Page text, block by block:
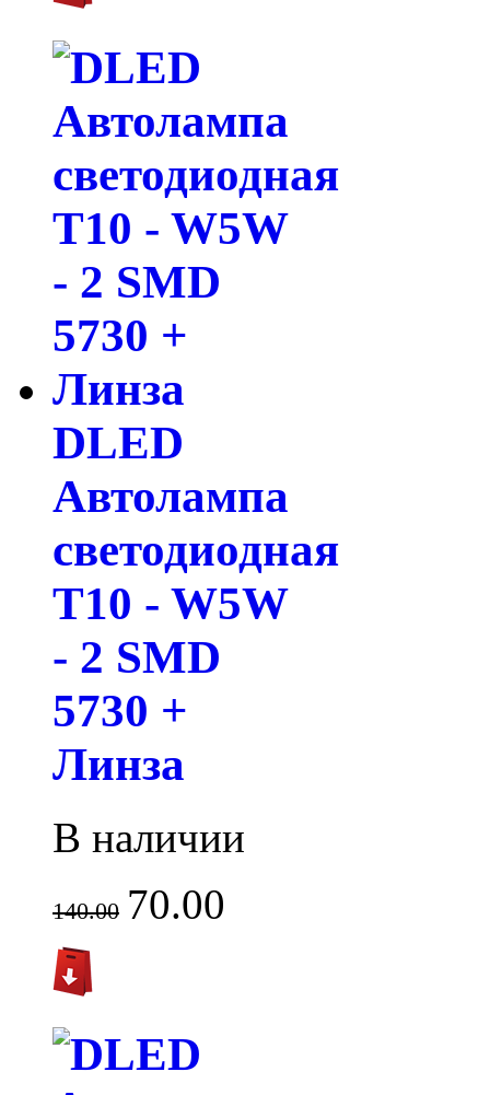
DLED
Автолампа
светодиодная
T10 - W5W
- 2 SMD
5730 +
Линза
В наличии
140.00 70.00